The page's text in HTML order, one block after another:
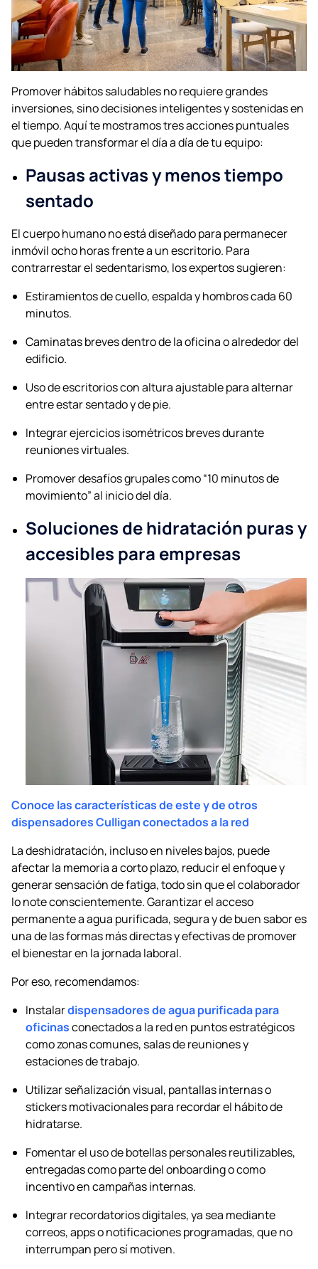
Promover hábitos saludables no requiere grandes
inversiones, sino decisiones inteligentes y sostenidas en
el tiempo. Aquí te mostramos tres acciones puntuales
que pueden transformar el día a día de tu equipo:
Pausas activas y menos tiempo
sentado
El cuerpo humano no está diseñado para permanecer
inmóvil ocho horas frente a un escritorio. Para
contrarrestar el sedentarismo, los expertos sugieren:
Estiramientos de cuello, espalda y hombros cada 60
minutos.
Caminatas breves dentro de la oficina o alrededor del
edificio.
Uso de escritorios con altura ajustable para alternar
entre estar sentado y de pie.
Integrar ejercicios isométricos breves durante
reuniones virtuales.
Promover desafíos grupales como “10 minutos de
movimiento” al inicio del día.
Soluciones de hidratación puras y
accesibles para empresas
Conoce las características de este y de otros
dispensadores Culligan conectados a la red
La deshidratación, incluso en niveles bajos, puede
afectar la memoria a corto plazo, reducir el enfoque y
generar sensación de fatiga, todo sin que el colaborador
lo note conscientemente. Garantizar el acceso
permanente a agua purificada, segura y de buen sabor es
una de las formas más directas y efectivas de promover
el bienestar en la jornada laboral.
Por eso, recomendamos:
Instalardispensadores de agua purificada para
oficinasconectados a la red en puntos estratégicos
como zonas comunes, salas de reuniones y
estaciones de trabajo.
Utilizar señalización visual, pantallas internas o
stickers motivacionales para recordar el hábito de
hidratarse.
Fomentar el uso de botellas personales reutilizables,
entregadas como parte del onboarding o como
incentivo en campañas internas.
Integrar recordatorios digitales, ya sea mediante
correos, apps o notificaciones programadas, que no
interrumpan pero sí motiven.